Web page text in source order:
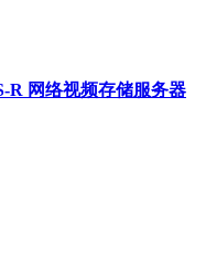
R 网络视频存储服务器